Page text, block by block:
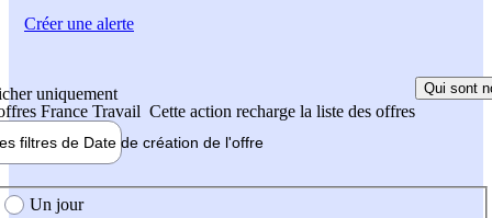
uniquement
France Travail Cette action recharge la liste des offres
Qui sont
filtres de Date de création de l'offre
création de l'offre
Un jour
Créer une alerte